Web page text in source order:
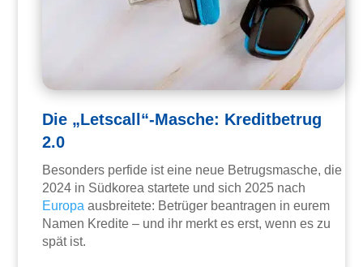
Die „Letscall“-Masche: Kreditbetrug
2.0
Besonders perfide ist eine neue Betrugsmasche, die
2024 in Südkorea startete und sich 2025 nach
Europa ausbreitete: Betrüger beantragen in eurem
Namen Kredite – und ihr merkt es erst, wenn es zu
spät ist.